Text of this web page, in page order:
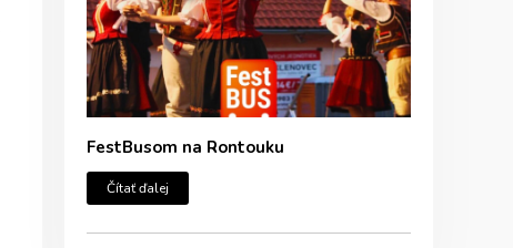
FestBusom na Rontouku
Čítať ďalej